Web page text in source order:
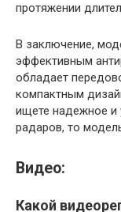
протяжении
В заключение,
эффективным
обладает
компактным
ищете надежное и
радаров, то
Видео:
Какой